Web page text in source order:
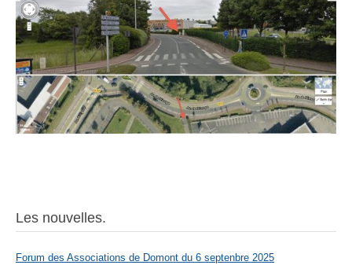
Les nouvelles.
Forum des Associations de Domont du 6 septenbre 2025